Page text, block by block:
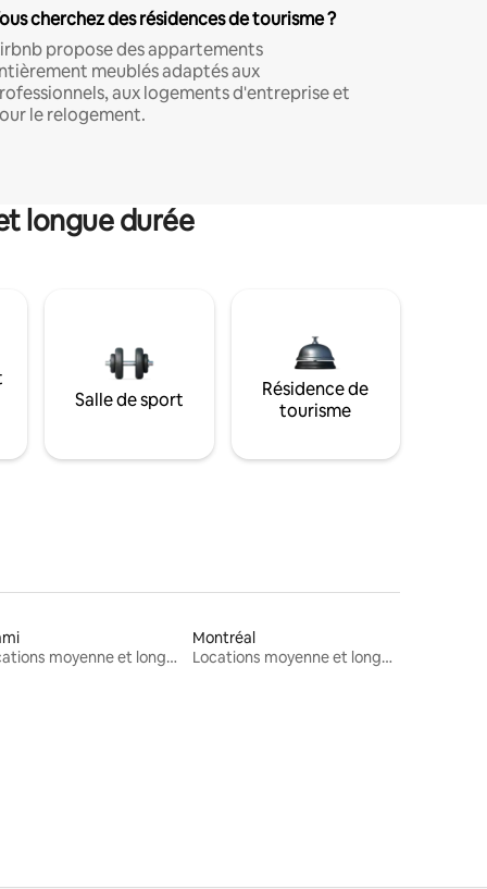
cherchez des résidences de tourisme ?
propose des appartements
meublés adaptés aux
aux logements d'entreprise et
le relogement.
longue durée
Salle de sport
Résidence de
tourisme
Locations moyenne et longue durée
Montréal
Locations moyenne et longue durée